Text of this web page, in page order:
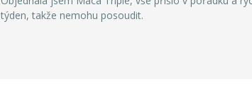
týden, takže nemohu posoudit.